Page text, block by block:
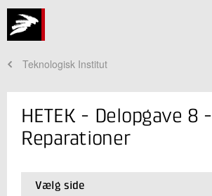
Teknologisk Institut
HETEK - Delopgave 8 -
Reparationer
Vælg side